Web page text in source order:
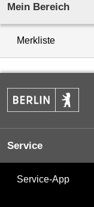
Mein Bereich
Merkliste
Service
Service-App